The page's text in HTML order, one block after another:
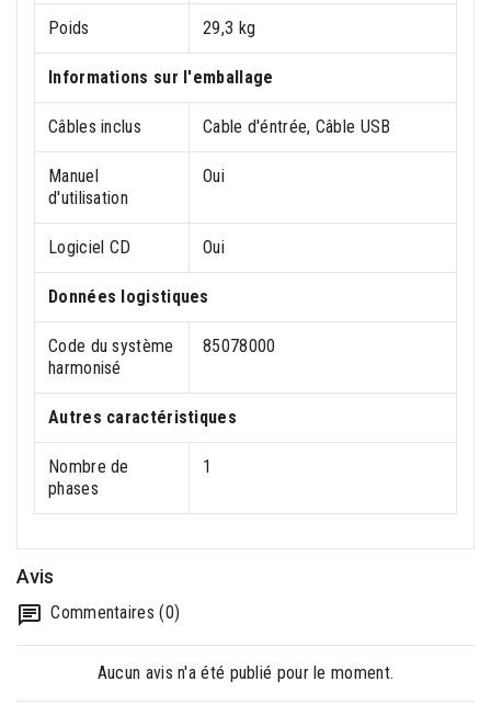
Poids 29,3 kg
Informations sur l'emballage
Câbles inclus Cable d'éntrée, Câble USB
Manuel
d'utilisation
Oui
Logiciel CD Oui
Données logistiques
Code du système
harmonisé
85078000
Autres caractéristiques
Nombre de
phases
1
Avis
Commentaires (0)
Aucun avis n'a été publié pour le moment.